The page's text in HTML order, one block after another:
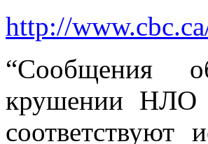
http://
“Сообщения
крушении НЛО